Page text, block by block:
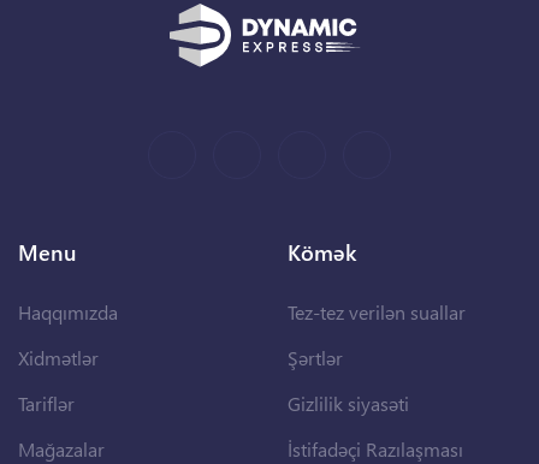
Menu
Haqqımızda
Xidmətlər
Tariflər
Mağazalar
Kömək
Tez-tez verilən suallar
Şərtlər
Gizlilik siyasəti
İstifadəçi Razılaşması